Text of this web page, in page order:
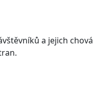
a jejich